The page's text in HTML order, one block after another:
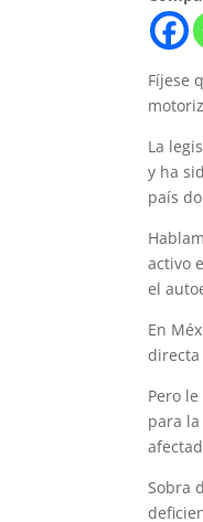
Fíjese
La
y ha
país
activo
el
En
directa
Pero
para
Sobra